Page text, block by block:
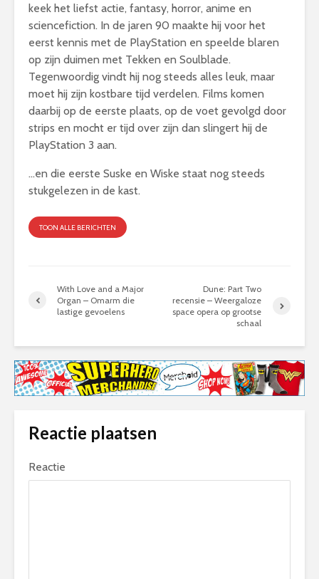
keek het liefst actie, fantasy, horror, anime en
sciencefiction. In de jaren 90 maakte hij voor het
eerst kennis met de PlayStation en speelde blaren
op zijn duimen met Tekken en Soulblade.
Tegenwoordig vindt hij nog steeds alles leuk, maar
moet hij zijn kostbare tijd verdelen. Films komen
daarbij op de eerste plaats, op de voet gevolgd door
strips en mocht er tijd over zijn dan slingert hij de
PlayStation 3 aan.
…en die eerste Suske en Wiske staat nog steeds
stukgelezen in de kast.
TOON ALLE BERICHTEN
With Love and a Major
Organ – Omarm die
lastige gevoelens
Dune: Part Two
recensie – Weergaloze
space opera op grootse
schaal
Reactie plaatsen
Reactie